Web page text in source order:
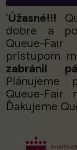
‘Úžasné!!!
dobre a
Queue-
prístupom
zabránil
Plánujeme
Queue-Fair
Ďakujeme